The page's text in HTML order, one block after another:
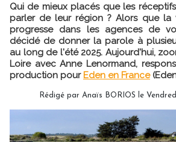
Qui de mieux placés que les
parler de leur région ? Alors que la
progresse dans les agences de
décidé de donner la parole à
au long de l'été 2025. Aujourd'hui,
Loire avec Anne Lenormand,
production pour Eden en France
Rédigé par Anaïs BORIOS le